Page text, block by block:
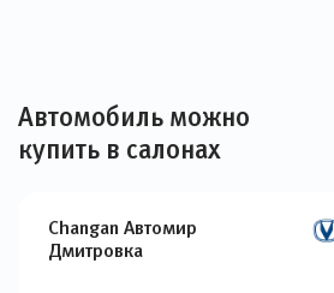
Автомобиль можно
купить в салонах
Changan Автомир
Дмитровка